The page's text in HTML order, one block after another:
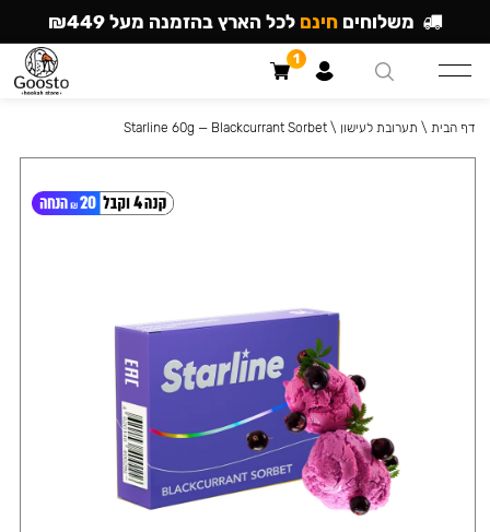
דף הבית \ תערובת לעישון \
Starline 60g — Blackcurrant Sorbet
משלוחים חינם לכל הארץ בהזמנה מעל ₪449
1